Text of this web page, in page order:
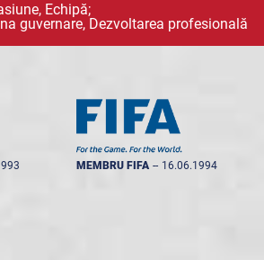
Echipă;
guvernare, Dezvoltarea profesională
MEMBRU FIFA -- 16.06.1994